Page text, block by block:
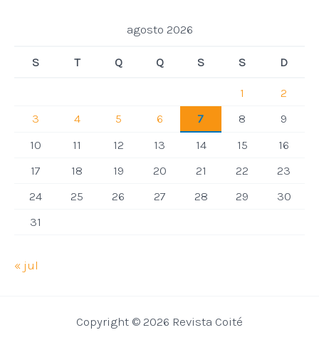
agosto 2026
S T Q Q S S D
1
2
3
4 5 6 7 8
9
10
11 12 13 14 15
16
17
18 19 20 21 22
23
24
25 26 27 28 29
30
31
« jul
Copyright © 2026 Revista Coité